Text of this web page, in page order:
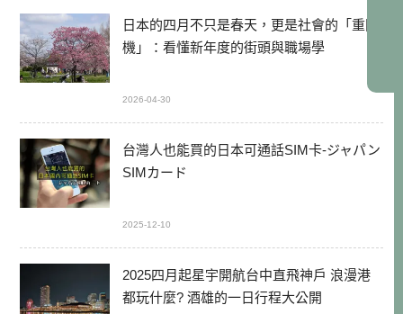
日本的四月不只是春天，更是社會的「重開
機」：看懂新年度的街頭與職場學
2026-04-30
台灣人也能買的日本可通話SIM卡-ジャパン
SIMカード
2025-12-10
2025四月起星宇開航台中直飛神戶 浪漫港
都玩什麼? 酒雄的一日行程大公開